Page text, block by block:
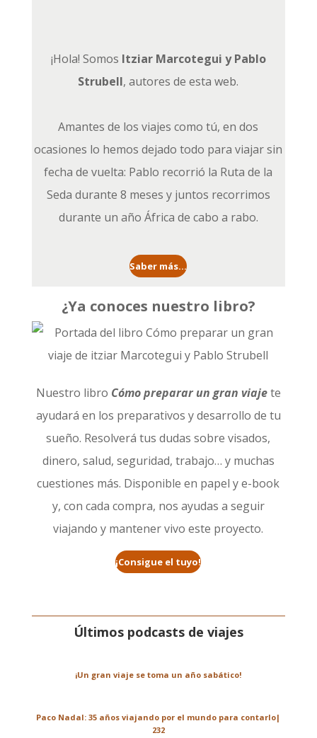
¡Hola! Somos Itziar Marcotegui y Pablo
Strubell, autores de esta web.
Amantes de los viajes como tú, en dos
ocasiones lo hemos dejado todo para viajar sin
fecha de vuelta: Pablo recorrió la Ruta de la
Seda durante 8 meses y juntos recorrimos
durante un año África de cabo a rabo.
Saber más...
¿Ya conoces nuestro libro?
Nuestro libro Cómo preparar un gran viajete
ayudará en los preparativos y desarrollo de tu
sueño. Resolverá tus dudas sobre visados,
dinero, salud, seguridad, trabajo… y muchas
cuestiones más. Disponible en papel y e-book
y, con cada compra, nos ayudas a seguir
viajando y mantener vivo este proyecto.
¡Consigue el tuyo!
Últimos podcasts de viajes
¡Un gran viaje se toma un año sabático!
Paco Nadal: 35 años viajando por el mundo para contarlo|
232